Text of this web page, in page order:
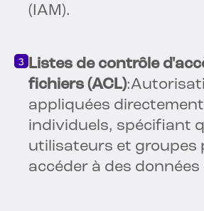
(IAM).
Listes de contrôle
fichiers (ACL)
appliquées
individuels, spécifiant
utilisateurs et groupes
accéder à des